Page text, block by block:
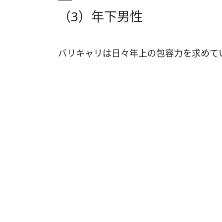
（3）年下男性
バリキャリは日々年上の包容力を求めて